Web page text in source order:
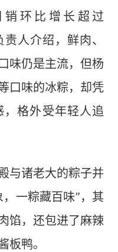
环比增长超过
人介绍，鲜肉、
味仍是主流，但杨
口味的冰粽，却凭
格外受年轻人追
诸老大的粽子并
一粽藏百味”，其
馅，还包进了麻辣
板鸭。